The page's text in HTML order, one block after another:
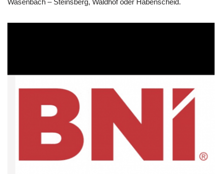
Wasenbach – Steinsberg, Waldhof oder Habenscheid.